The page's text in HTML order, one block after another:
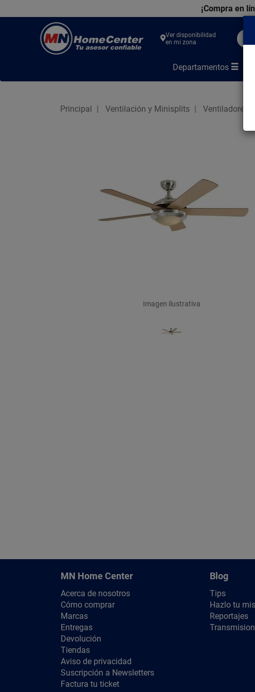
¡Compra en
Center
Ver disponibilidad
en mi zona
Departamentos
Principal Ventilación y Minisplits Ventiladores
Imagen ilustrativa
MN Home Center
Acerca de nosotros
Cómo comprar
Marcas
Entregas
Devolución
Tiendas
Aviso de privacidad
Suscripción a Newsletters
Factura tu ticket
Blog
Tips
Hazlo tu
Reportajes